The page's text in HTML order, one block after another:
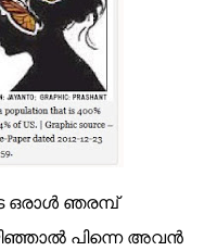
ഒരാള്‍ ഞരമ്പ്‌
പിന്നെ അവന്‍